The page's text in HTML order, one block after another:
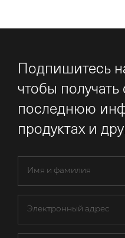
Подпишитесь
чтобы
последнюю
продуктах и